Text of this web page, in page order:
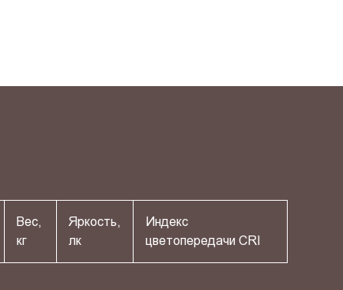
Вес,
кг
Яркость,
лк
Индекс
цветопередачи СRI